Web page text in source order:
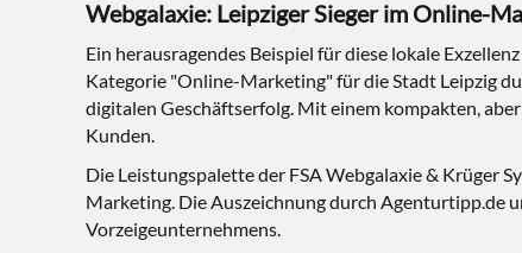
Webgalaxie: Leipziger Sieger im Online-
Ein herausragendes Beispiel für diese lokale
Kategorie "Online-Marketing" für die Stadt Leipzig
digitalen Geschäftserfolg. Mit einem kompakten,
Kunden.
Die Leistungspalette der FSA Webgalaxie & Krüger
Marketing. Die Auszeichnung durch Agenturtipp.de
Vorzeigeunternehmens.